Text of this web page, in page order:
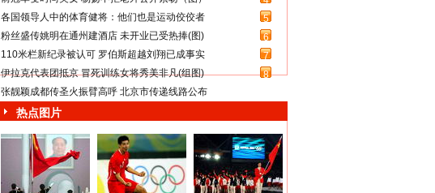
各国领导人中的体育健将：他们也是运动佼佼者
5
粉丝盛传姚明在通州建酒店 未开业已受热捧(图)
6
110米栏新纪录被认可 罗伯斯超越刘翔已成事实
7
伊拉克代表团抵京 冒死训练女将秀美非凡(组图)
8
张靓颖成都传圣火振臂高呼 北京市传递线路公布
热点图片